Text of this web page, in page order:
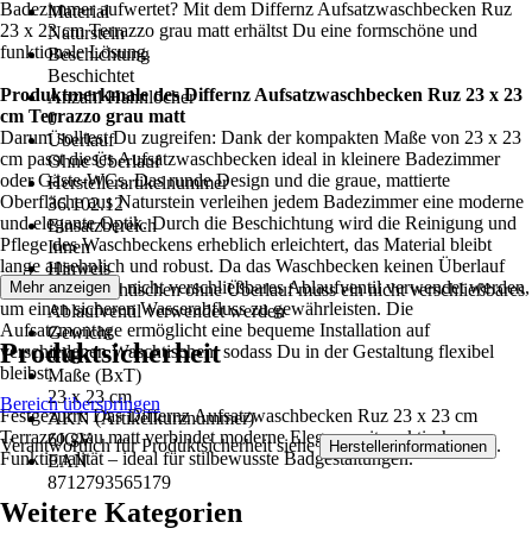
Material
Naturstein
Beschichtung
Beschichtet
Anzahl Hahnlöcher
0
Überlauf
Ohne Überlauf
Herstellerartikelnummer
36.102.12
Einsatzbereich
Innen
Hinweis
Bei Waschtischen ohne Überlauf muss ein nicht verschließbares
Ablaufventil verwendet werden
Gewicht
4 kg
Maße (BxT)
23 x 23 cm
AKN (Artikelkurznummer)
6JGV
EAN
8712793565179
Badezimmer aufwertet? Mit dem Differnz Aufsatzwaschbecken Ruz
23 x 23 cm Terrazzo grau matt erhältst Du eine formschöne und
funktionale Lösung.
Produktmerkmale des Differnz Aufsatzwaschbecken Ruz 23 x 23
cm Terrazzo grau matt
Darum solltest Du zugreifen: Dank der kompakten Maße von 23 x 23
cm passt dieses Aufsatzwaschbecken ideal in kleinere Badezimmer
oder Gäste-WCs. Das runde Design und die graue, mattierte
Oberfläche aus Naturstein verleihen jedem Badezimmer eine moderne
und elegante Optik. Durch die Beschichtung wird die Reinigung und
Pflege des Waschbeckens erheblich erleichtert, das Material bleibt
lange ansehnlich und robust. Da das Waschbecken keinen Überlauf
besitzt, muss ein nicht verschließbares Ablaufventil verwendet werden,
um einen sicheren Wasserabfluss zu gewährleisten. Die
Aufsatzmontage ermöglicht eine bequeme Installation auf
verschiedenen Waschtischen, sodass Du in der Gestaltung flexibel
bleibst.
Festgezurrt: Das Differnz Aufsatzwaschbecken Ruz 23 x 23 cm
Terrazzo grau matt verbindet moderne Eleganz mit praktischer
Funktionalität – ideal für stilbewusste Badgestaltungen.
Mehr anzeigen
Produktsicherheit
Bereich überspringen
Verantwortlich für Produktsicherheit siehe Herstellerinformationen .
Weitere Kategorien